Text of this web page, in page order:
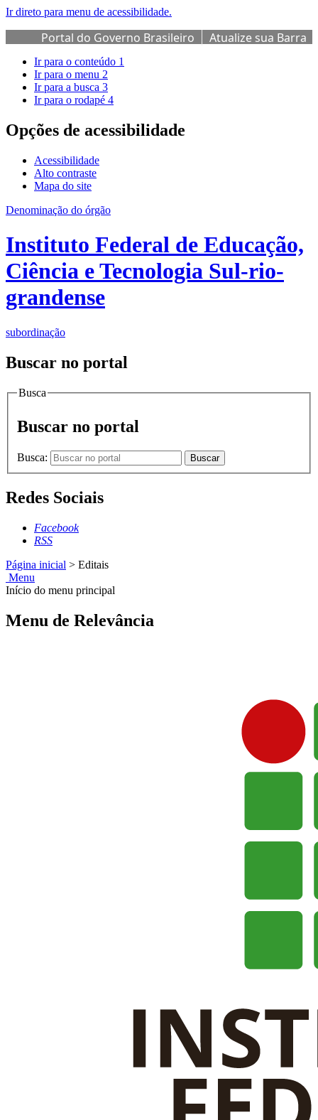
Ir direto para menu de acessibilidade.
Portal do Governo Brasileiro
Atualize sua Barra
de Governo
Ir para o conteúdo 1
Ir para o menu 2
Ir para a busca 3
Ir para o rodapé 4
Opções de acessibilidade
Acessibilidade
Alto contraste
Mapa do site
Denominação do órgão
Instituto Federal de Educação,
Ciência e Tecnologia Sul-rio-
grandense
subordinação
Buscar no portal
Busca
Buscar no portal
Busca: Buscar
Redes Sociais
Facebook
RSS
Página inicial > Editais
Menu
Início do menu principal
Menu de Relevância